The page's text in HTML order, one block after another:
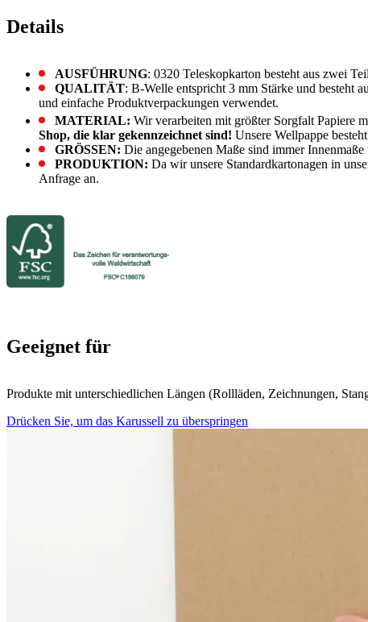
Details
AUSFÜHRUNG: 0320 Teleskopkarton besteht aus zwei
QUALITÄT: B-Welle entspricht 3 mm Stärke und besteht
und einfache Produktverpackungen verwendet.
MATERIAL: Wir verarbeiten mit größter Sorgfalt Papiere
Shop, die klar gekennzeichnet sind! Unsere Wellpappe
GRÖSSEN: Die angegebenen Maße sind immer
PRODUKTION: Da wir unsere Standardkartonagen in
Anfrage an.
Geeignet für
Produkte mit unterschiedlichen Längen (Rollläden, Zeichnungen,
Drücken Sie, um das Karussell zu überspringen